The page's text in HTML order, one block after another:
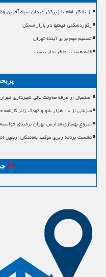
از یادگار امام تا زیرگذر میدان سپاه
رکوردشکنی قیمتها در بازار مسکن
تصمیم مهم برای آینده تهران
خانه هست، اما خریدار نیست
استقبال از غرفه معاونت مالی شهرداری
میزبانی از ۱۰ هزار بانو و کودک زائر کارنامه جامع خدمات قرارگاه زینبیه
شروع بهسازی مدارس تهران برمبنای
نشست برنامه ریزی موکب جاماندگان اربعین